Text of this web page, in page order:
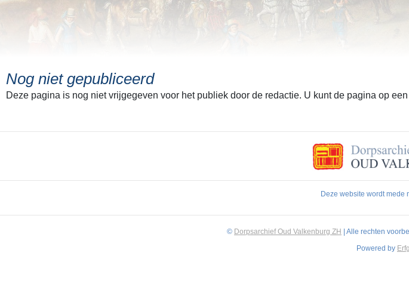
Nog niet gepubliceerd
Deze pagina is nog niet vrijgegeven voor het publiek door de redactie. U kunt de pagina op
Deze website wordt mede
© Dorpsarchief Oud Valkenburg ZH | Alle rechten
Powered by